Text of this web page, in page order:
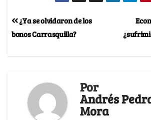
¿Ya se olvidaron de los
bonos Carrasquilla?
Por
Andrés
Mora